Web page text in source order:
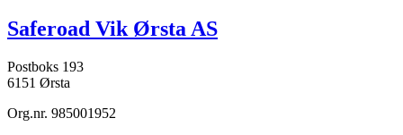
Saferoad Vik Ørsta AS
Postboks 193
6151 Ørsta
Org.nr. 985001952